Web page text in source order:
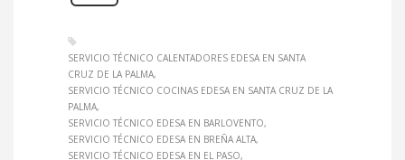
SERVICIO TÉCNICO CALENTADORES EDESA EN SANTA
CRUZ DE LA PALMA
SERVICIO TÉCNICO COCINAS EDESA EN SANTA CRUZ DE LA
PALMA
SERVICIO TÉCNICO EDESA EN BARLOVENTO
SERVICIO TÉCNICO EDESA EN BREÑA ALTA
SERVICIO TÉCNICO EDESA EN EL PASO